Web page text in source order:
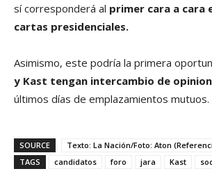
sí corresponderá al primer cara a cara
cartas presidenciales.
Asimismo, este podría la primera
y Kast tengan intercambio de
últimos días de emplazamientos mutuos.
SOURCE
Texto: La Nación/Foto: Aton
TAGS
candidatos foro jara Kast